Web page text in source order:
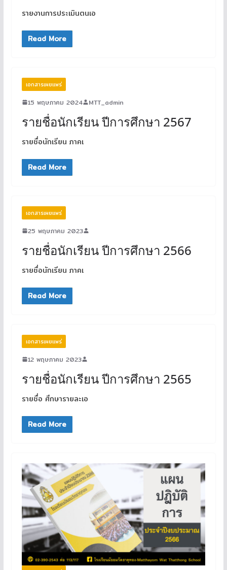
รายงานการประเมินตนเอ
Read More
เอกสารเผยแพร่
15 พฤษภาคม 2024 MTT_admin
รายชื่อนักเรียน ปีการศึกษา 2567
รายชื่อนักเรียน ภาคเ
Read More
เอกสารเผยแพร่
25 พฤษภาคม 2023
รายชื่อนักเรียน ปีการศึกษา 2566
รายชื่อนักเรียน ภาคเ
Read More
เอกสารเผยแพร่
12 พฤษภาคม 2023
รายชื่อนักเรียน ปีการศึกษา 2565
รายชื่อ ศึกษารายละเอ
Read More